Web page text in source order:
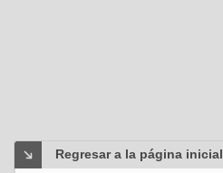
Regresar a la página inicial